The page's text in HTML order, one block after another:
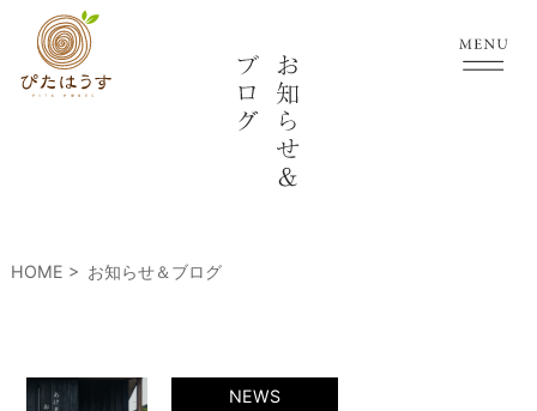
HOME お知らせ＆ブログ
NEWS